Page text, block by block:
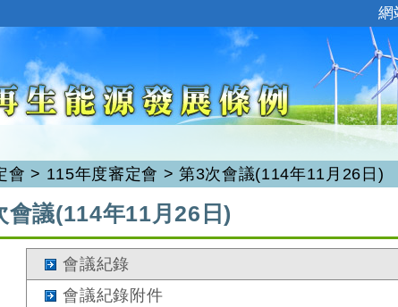
:::
網
會 > 115年度審定會 >第3次會議(114年11月26日)
會議(114年11月26日)
會議紀錄
會議紀錄附件